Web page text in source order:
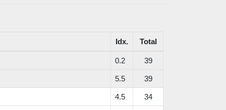
Idx. Total
0.2 39
5.5 39
4.5 34